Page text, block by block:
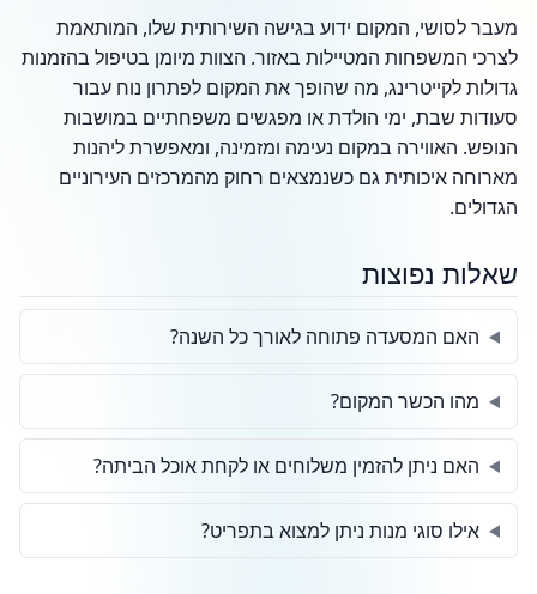
מעבר לסושי, המקום ידוע בגישה השירותית שלו, המותאמת
לצרכי המשפחות המטיילות באזור. הצוות מיומן בטיפול בהזמנות
גדולות לקייטרינג, מה שהופך את המקום לפתרון נוח עבור
סעודות שבת, ימי הולדת או מפגשים משפחתיים במושבות
הנופש. האווירה במקום נעימה ומזמינה, ומאפשרת ליהנות
מארוחה איכותית גם כשנמצאים רחוק מהמרכזים העירוניים
הגדולים.
שאלות נפוצות
האם המסעדה פתוחה לאורך כל השנה?
מהו הכשר המקום?
האם ניתן להזמין משלוחים או לקחת אוכל הביתה?
אילו סוגי מנות ניתן למצוא בתפריט?